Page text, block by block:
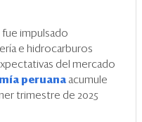
fue impulsado
e hidrocarburos
del mercado
peruana acumule
trimestre de 2025